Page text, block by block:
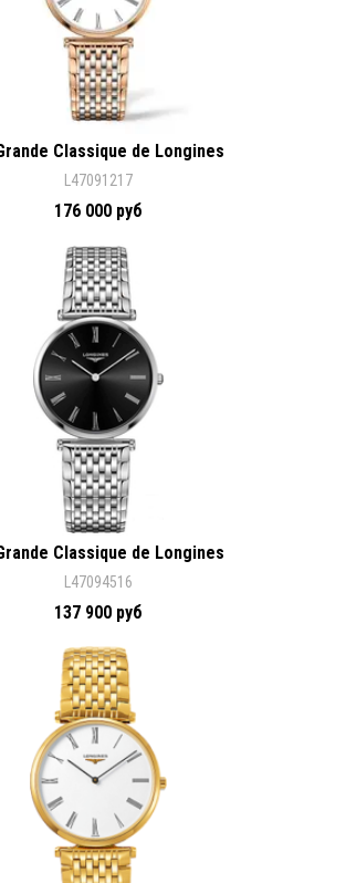
Classique de Longines
L47091217
176 000 руб
Classique de Longines
L47094516
137 900 руб